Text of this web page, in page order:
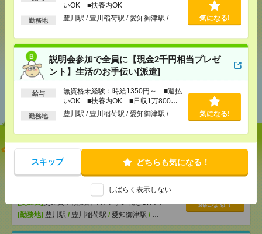
いOK ■扶養内OK
勤務地 豊川駅 / 豊川稲荷駅 / 愛知御津駅 / … 気になる!
説明会参加で全員に【現金2千円相当プレゼ
ント】生活のお手伝い[派遣]
給与
無資格未経験：時給1350円～ ■週払
いOK ■扶養内OK ■日収1万800円
以上
勤務地 豊川駅 / 豊川稲荷駅 / 愛知御津駅 / … 気になる!
スキップ どちらも気になる！
しばらく表示しない
で送る で送る
シェア ツイート ブックマーク
あなたの閲覧履歴からの
おすすめ
≪2か月後スタートもOK≫志望動機も履歴書も必要
ナシ！＊身の回りのお手伝い[派遣]
[交通費]交通費全額支給（ガソリン代もOK！）
[勤務地] 豊川駅 / 豊川稲荷駅 / 愛知御津駅 / …
気になる！